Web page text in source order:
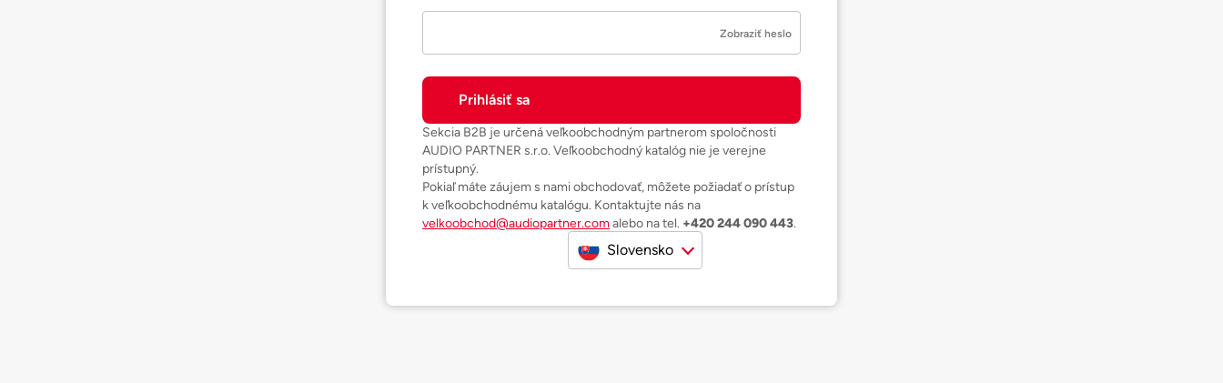
Zobraziť heslo
Sekcia B2B je určená veľkoobchodným partnerom spoločnosti
AUDIO PARTNER s.r.o. Veľkoobchodný katalóg nie je verejne
prístupný.
Pokiaľ máte záujem s nami obchodovať, môžete požiadať o prístup
k veľkoobchodnému katalógu. Kontaktujte nás na
velkoobchod@audiopartner.comalebo na tel. +420 244 090 443.
Slovensko